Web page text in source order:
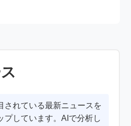
されている最新ニュースを
プしています。AIで分析し